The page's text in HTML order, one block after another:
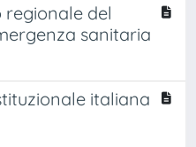
regionale del
sanitaria
italiana